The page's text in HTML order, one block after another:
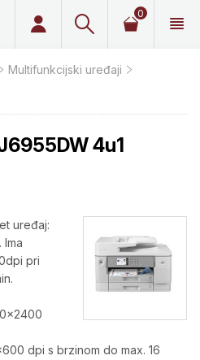
0
Multifunkcijski uređaji
4u1
uređaj:
pri
dpi s brzinom do max. 16